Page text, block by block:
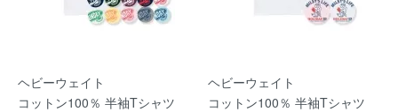
ヘビーウェイト
コットン100％ 半袖Tシャツ
ヘビーウェイト
コットン100％ 半袖Tシャツ